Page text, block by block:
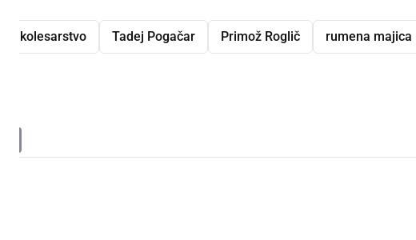
kolesarstvo Tadej Pogačar Primož Roglič rumena majica
PrintFriendly